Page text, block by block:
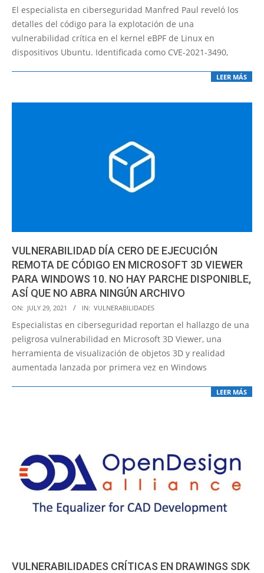
07-
30
El especialista en ciberseguridad Manfred Paul reveló los
detalles del código para la explotación de una
vulnerabilidad crítica en el kernel eBPF de Linux en
dispositivos Ubuntu. Identificada como CVE-2021-3490,
LEER MÁS
VULNERABILIDAD DÍA CERO DE EJECUCIÓN
REMOTA DE CÓDIGO EN MICROSOFT 3D VIEWER
PARA WINDOWS 10. NO HAY PARCHE DISPONIBLE,
ASÍ QUE NO ABRA NINGÚN ARCHIVO
2021-
07-
29
ON: JULY 29, 2021 IN: VULNERABILIDADES
Especialistas en ciberseguridad reportan el hallazgo de una
peligrosa vulnerabilidad en Microsoft 3D Viewer, una
herramienta de visualización de objetos 3D y realidad
aumentada lanzada por primera vez en Windows
LEER MÁS
VULNERABILIDADES CRÍTICAS EN DRAWINGS SDK